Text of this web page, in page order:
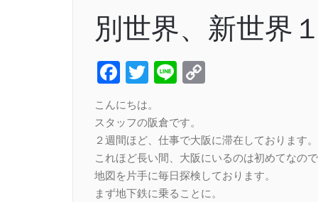
別世界、新世界
Facebook
Twitter
Line
こんにちは。
スタッフの阪倉です。
２週間ほど、仕事で大阪に滞在しております。
これほど長い間、大阪にいるのは初めてなので
地図を片手に毎日探検しております。
まず地下鉄に乗ることに。